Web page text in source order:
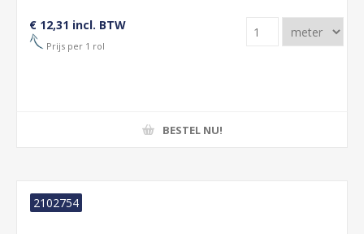
€ 12,31 incl. BTW
Prijs per 1 rol
BESTEL NU!
2102754